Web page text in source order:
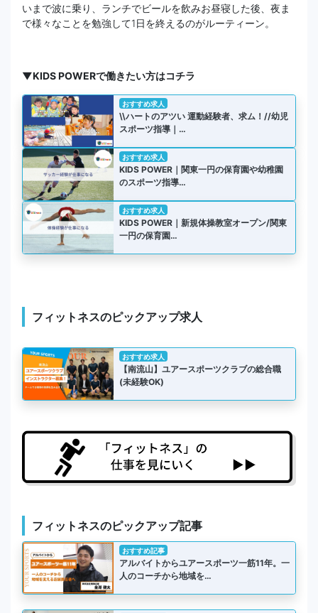
いまで波に乗り、ランチでビールを飲みお昼寝した後、夜ま
で様々なことを勉強して1日を終えるのがルーティーン。
▼KIDS POWERで働きたい方はコチラ
おすすめ求人
\\ハートのアツい 運動経験者、求ム！//幼児
スポーツ指導｜…
おすすめ求人
KIDS POWER｜関東一円の保育園や幼稚園
のスポーツ指導…
おすすめ求人
KIDS POWER｜新規体操教室オープン/関東
一円の保育園…
フィットネスのピックアップ求人
おすすめ求人
【南流山】ユアースポーツクラブの総合職
(未経験OK)
フィットネスのピックアップ記事
おすすめ記事
アルバイトからユアースポーツ一筋11年。一
人のコーチから地域を…